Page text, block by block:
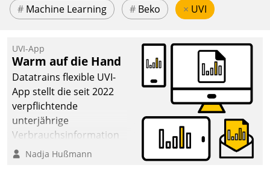
# Machine Learning # Beko × UVI
UVI-App
Warm auf die Hand
Datatrains flexible UVI-
App stellt die seit 2022
verpflichtende
unterjährige
Verbrauchsinformation
schnell, zuverlässig und
Nadja Hußmann